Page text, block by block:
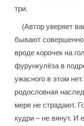
три.
(Автор уверяет
бывают
вроде корочек на
фурункулёза в
ужасного в этом
родословная
мере не страдают.
кудри – не вянут. И